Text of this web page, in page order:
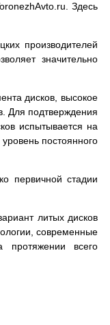
Здесь
производителей
значительно
дисков, высокое
Для подтверждения
испытывается на
постоянного
первичной стадии
литых дисков
современные
протяжении всего